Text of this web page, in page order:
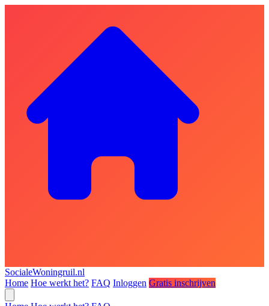
SocialeWoningruil.nl
Home Hoe werkt het? FAQ Inloggen Gratis inschrijven